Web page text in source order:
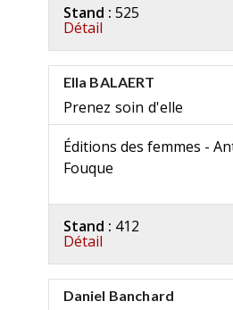
Stand : 525
Détail
Ella BALAERT
Prenez soin d'elle
Éditions des femmes -
Fouque
Stand : 412
Détail
Daniel Banchard